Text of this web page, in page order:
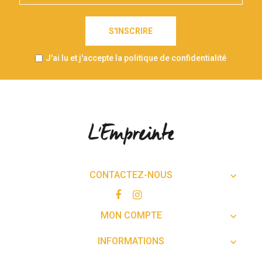
S'INSCRIRE
J'ai lu et j'accepte la politique de confidentialité
CONTACTEZ-NOUS 
MON COMPTE 
INFORMATIONS 